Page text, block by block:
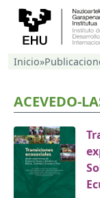
Inicio»
ACEVEDO-